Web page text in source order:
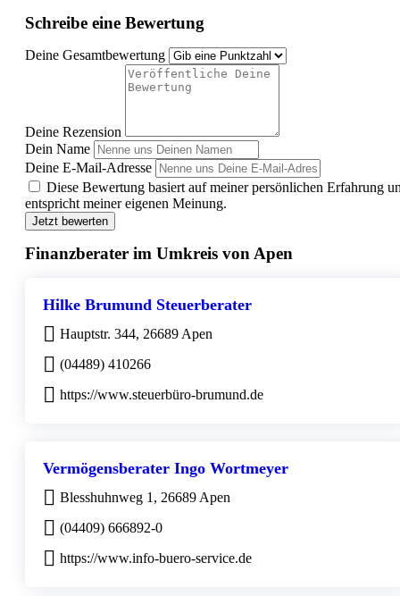
Schreibe eine Bewertung
Deine Gesamtbewertung
Deine Rezension
Dein Name
Deine E-Mail-Adresse
Diese Bewertung basiert auf meiner persönlichen Erfahrung
entspricht meiner eigenen Meinung.
Jetzt bewerten
Finanzberater im Umkreis von Apen
Hilke Brumund Steuerberater
Hauptstr. 344, 26689 Apen
(04489) 410266
https://www.steuerbüro-brumund.de
Vermögensberater Ingo Wortmeyer
Blesshuhnweg 1, 26689 Apen
(04409) 666892-0
https://www.info-buero-service.de